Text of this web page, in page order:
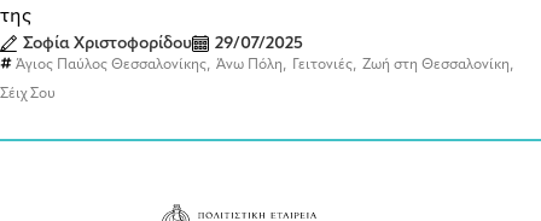
της
Σοφία Χριστοφορίδου 29/07/2025
Άγιος Παύλος Θεσσαλονίκης, Άνω Πόλη, Γειτονιές, Ζωή στη Θεσσαλονίκη,
Σέιχ Σου